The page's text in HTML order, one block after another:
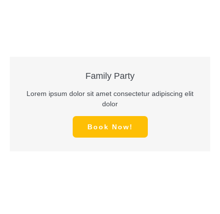
Family Party
Lorem ipsum dolor sit amet consectetur adipiscing elit
dolor
Book Now!